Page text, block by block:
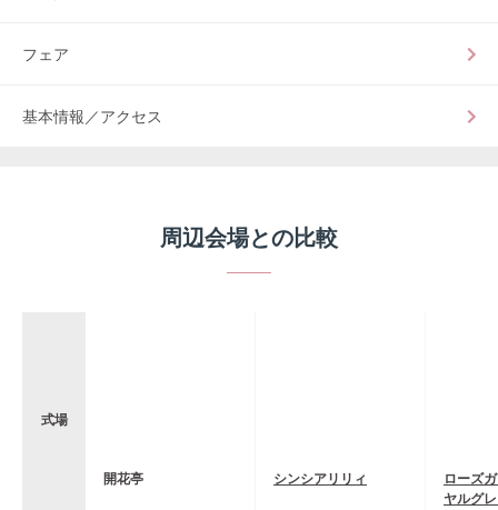
フェア
基本情報／アクセス
周辺会場との比較
式場
開花亭 シンシアリリィ
ローズ
ヤルグ